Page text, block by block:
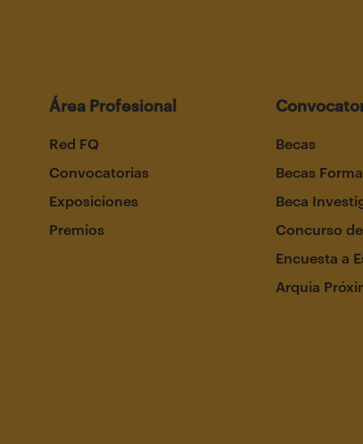
Área Profesional
Red FQ
Convocatorias
Exposiciones
Premios
Becas
Becas
Beca
Concurso
Encuesta a
Arquia